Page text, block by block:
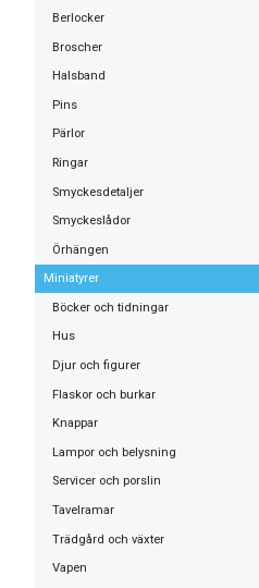
Berlocker
Broscher
Halsband
Pins
Pärlor
Ringar
Smyckesdetaljer
Smyckeslådor
Örhängen
Miniatyrer
Böcker och tidningar
Hus
Djur och figurer
Flaskor och burkar
Knappar
Lampor och belysning
Servicer och porslin
Tavelramar
Trädgård och växter
Vapen